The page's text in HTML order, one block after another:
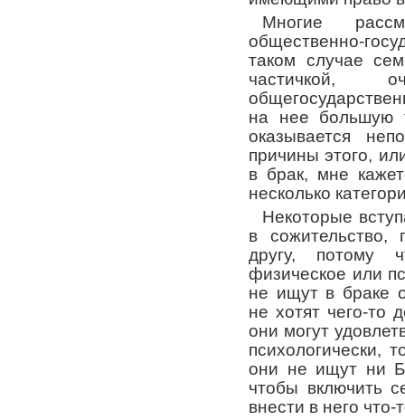
Многие
общественно-
таком случае
частичкой,
на нее большую
оказывается
причины этого,
в брак, мне
несколько
Некоторые
в сожительство,
другу, потому
физическое или
не ищут в браке
не хотят чего-то
они могут
психологически,
они не ищут ни
чтобы включить
внести в него что-